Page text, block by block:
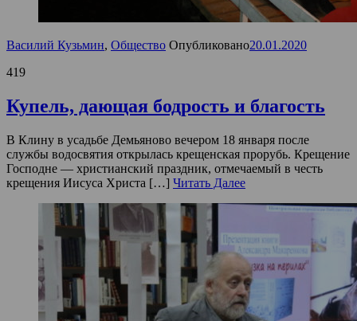
Василий Кузьмин, Общество Опубликовано20.01.2020
419
Купель, дающая бодрость и благость
В Клину в усадьбе Демьяново вечером 18 января после
службы водосвятия открылась крещенская прорубь. Крещение
Господне — христианский праздник, отмечаемый в честь
крещения Иисуса Христа […] Читать Далее